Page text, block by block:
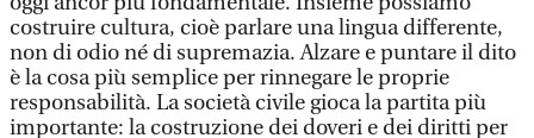
costruire cultura, cioè parlare una lingua differente,
non di odio né di supremazia. Alzare e puntare il dito
è la cosa più semplice per rinnegare le proprie
responsabilità. La società civile gioca la partita più
importante: la costruzione dei doveri e dei diritti per